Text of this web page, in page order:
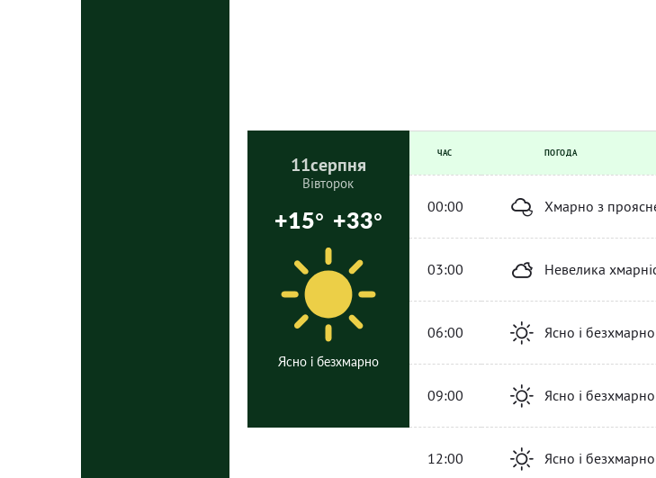
11серпня
Вівторок
+15° +33°
Ясно і безхмарно
ЧАС ПОГОДА
00:00 Хмарно з
03:00 Невелика
06:00 Ясно і безхмарно
09:00 Ясно і безхмарно
12:00 Ясно і безхмарно